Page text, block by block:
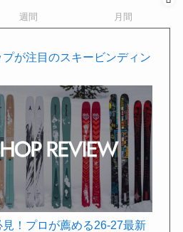
週間 月間
が注目のスキービンディン
！プロが薦める26-27最新